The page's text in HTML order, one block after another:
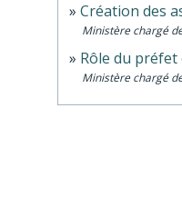
Création des
Ministère chargé
Rôle du
Ministère chargé